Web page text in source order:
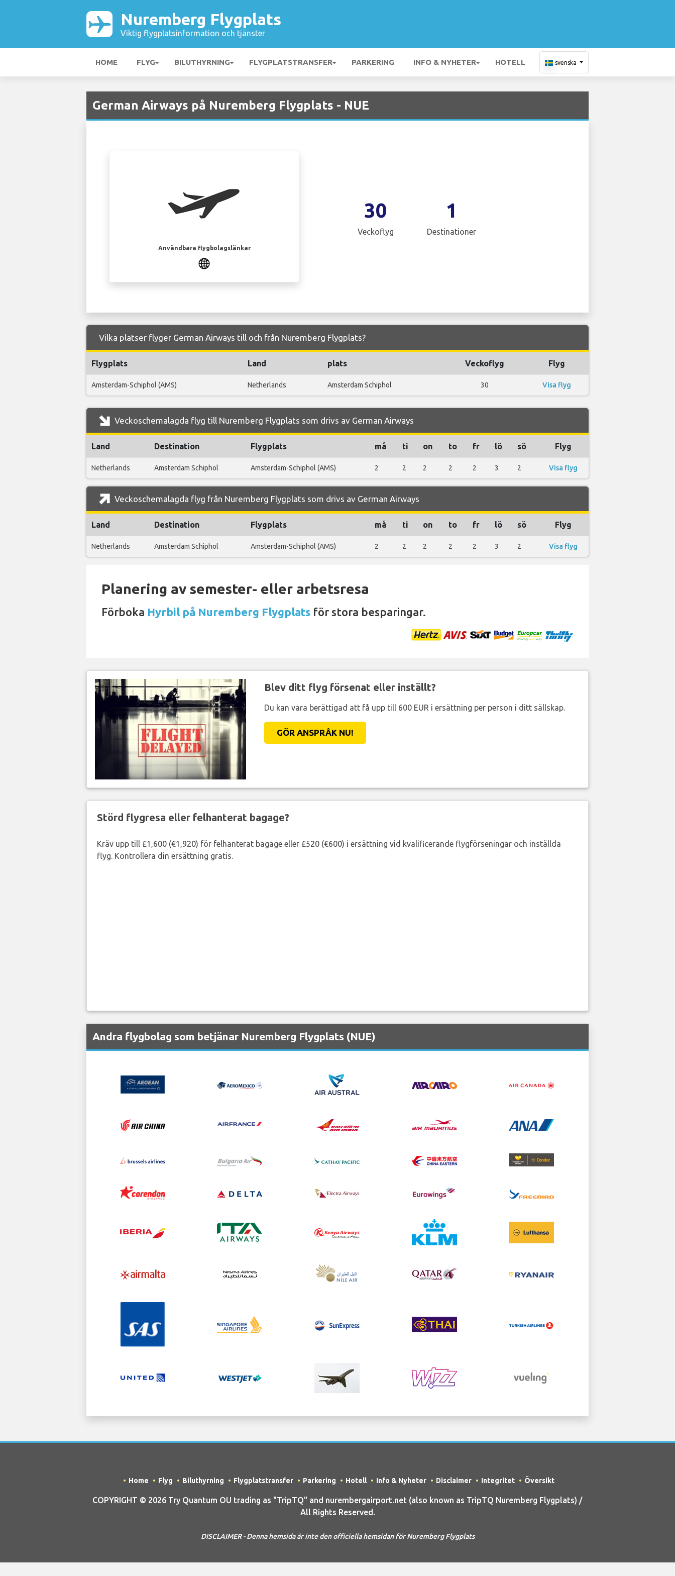
Nuremberg Flygplats
Viktig flygplatsinformation och tjänster
HOME FLYG BILUTHYRNING FLYGPLATSTRANSFER PARKERING INFO & NYHETER HOTELL svenska
German Airways på Nuremberg Flygplats - NUE
Användbara flygbolagslänkar
30
Veckoflyg
1
Destinationer
Vilka platser flyger German Airways till och från Nuremberg Flygplats?
Flygplats Land plats Veckoflyg Flyg
Amsterdam-Schiphol (AMS) Netherlands Amsterdam Schiphol 30 Visa flyg
Veckoschemalagda flyg till Nuremberg Flygplats som drivs av German Airways
Land Destination Flygplats må ti on to fr lö sö Flyg
Netherlands Amsterdam Schiphol Amsterdam-Schiphol (AMS) 2 2 2 2 2 3 2 Visa flyg
Veckoschemalagda flyg från Nuremberg Flygplats som drivs av German Airways
Land Destination Flygplats må ti on to fr lö sö Flyg
Netherlands Amsterdam Schiphol Amsterdam-Schiphol (AMS) 2 2 2 2 2 3 2 Visa flyg
Planering av semester- eller arbetsresa
Förboka Hyrbil på Nuremberg Flygplats för stora besparingar.
Blev ditt flyg försenat eller inställt?
Du kan vara berättigad att få upp till 600 EUR i ersättning per person i ditt sällskap.
GÖR ANSPRÅK NU!
Störd flygresa eller felhanterat bagage?
Kräv upp till £1,600 (€1,920) för felhanterat bagage eller £520 (€600) i ersättning vid kvalificerande flygförseningar och inställda
flyg. Kontrollera din ersättning gratis.
Andra flygbolag som betjänar Nuremberg Flygplats (NUE)
Home Flyg Biluthyrning Flygplatstransfer Parkering Hotell Info & Nyheter Disclaimer Integritet Översikt
COPYRIGHT © 2026 Try Quantum OU trading as "TripTQ" and nurembergairport.net (also known as TripTQ Nuremberg Flygplats) /
All Rights Reserved.
DISCLAIMER - Denna hemsida är inte den officiella hemsidan för Nuremberg Flygplats